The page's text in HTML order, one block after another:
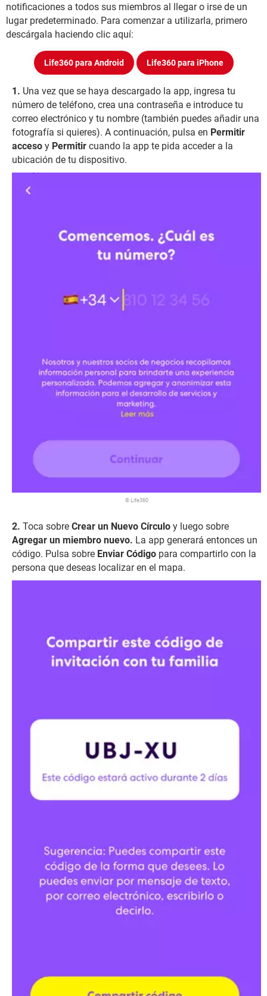
notificaciones a todos sus miembros al llegar o irse de un
lugar predeterminado. Para comenzar a utilizarla, primero
descárgala haciendo clic aquí:
Life360 para Android Life360 para iPhone
Una vez que se haya descargado la app, ingresa tu
número de teléfono, crea una contraseña e introduce tu
correo electrónico y tu nombre (también puedes añadir una
fotografía si quieres). A continuación, pulsa en Permitir
acceso y Permitir cuando la app te pida acceder a la
ubicación de tu dispositivo.
© Life360
Toca sobre Crear un Nuevo Círculo y luego sobre
Agregar un miembro nuevo. La app generará entonces un
código. Pulsa sobre Enviar Código para compartirlo con la
persona que deseas localizar en el mapa.